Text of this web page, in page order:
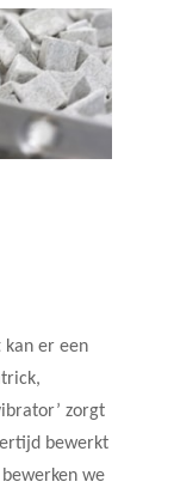
kan er een
zorgt
bewerkt
we